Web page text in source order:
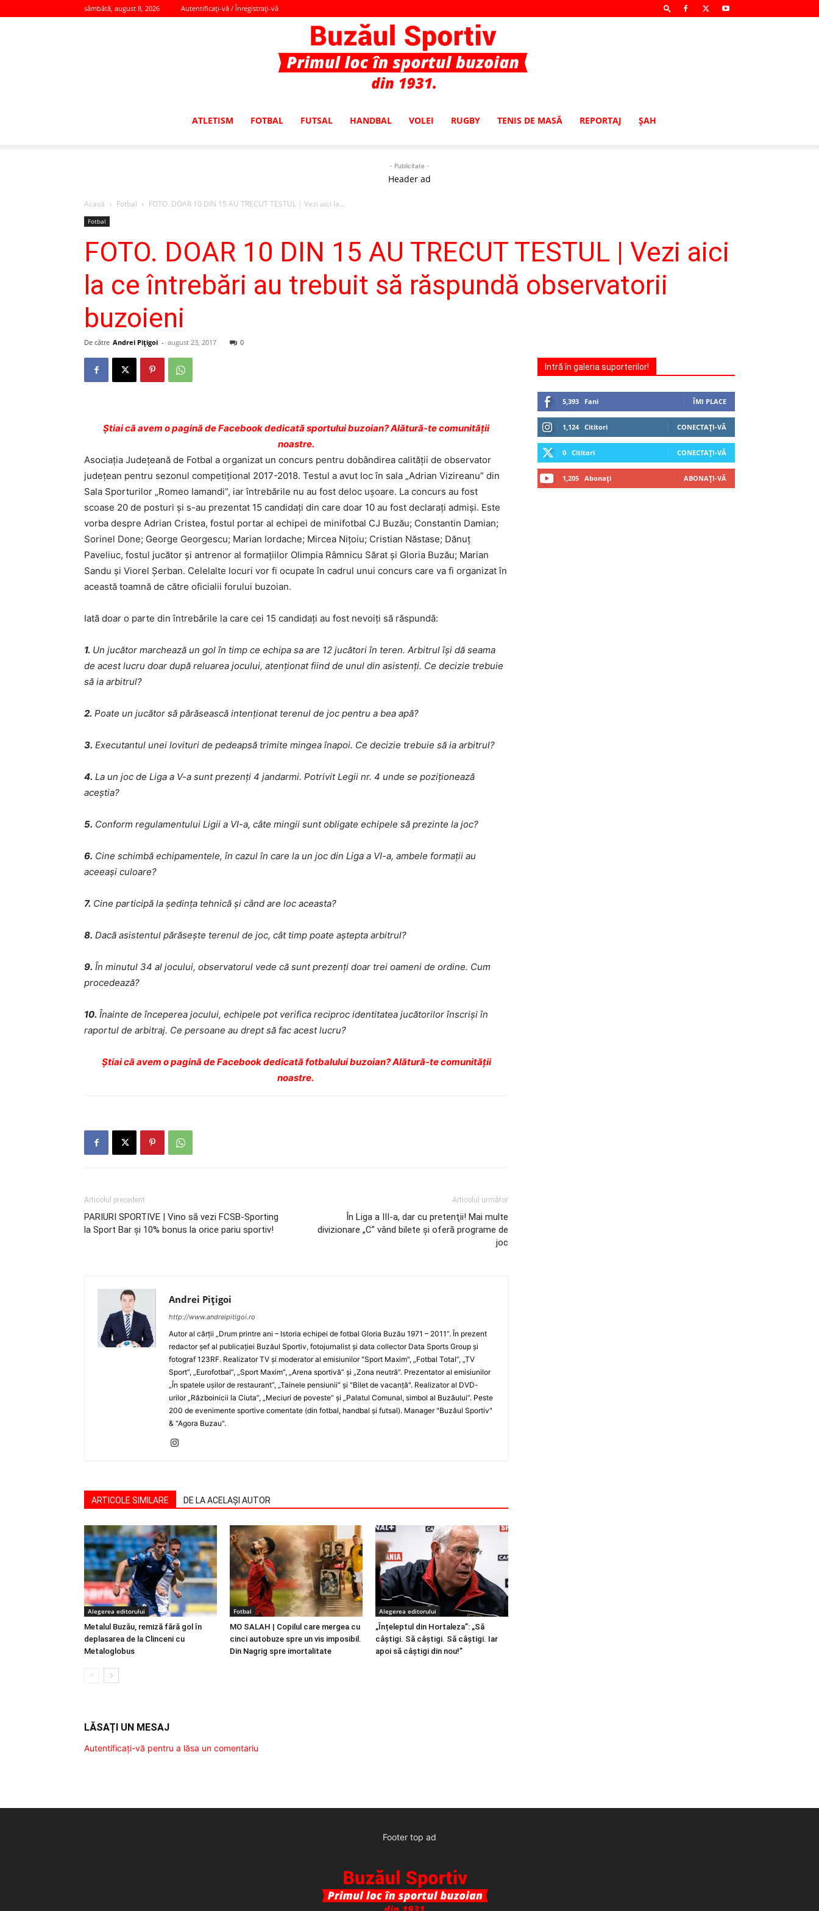
sâmbătă, august 8, 2026 Autentificați-vă / Înregistrați-vă
ATLETISM FOTBAL FUTSAL HANDBAL VOLEI RUGBY TENIS DE MASĂ REPORTAJ ŞAH
- Publicitate -
Header ad
Acasă Fotbal FOTO. DOAR 10 DIN 15 AU TRECUT TESTUL | Vezi aici la...
Fotbal
FOTO. DOAR 10 DIN 15 AU TRECUT TESTUL | Vezi aici
la ce întrebări au trebuit să răspundă observatorii
buzoieni
De către Andrei Pițigoi - august 23, 2017 0
Ştiai că avem o pagină de Facebook dedicată sportului buzoian? Alătură-te comunității
noastre.
Asociaţia Judeţeană de Fotbal a organizat un concurs pentru dobândirea calităţii de observator
judeţean pentru sezonul competiţional 2017-2018. Testul a avut loc în sala „Adrian Vizireanu” din
Sala Sporturilor „Romeo Iamandi”, iar întrebările nu au fost deloc uşoare. La concurs au fost
scoase 20 de posturi şi s-au prezentat 15 candidaţi din care doar 10 au fost declaraţi admişi. Este
vorba despre Adrian Cristea, fostul portar al echipei de minifotbal CJ Buzău; Constantin Damian;
Sorinel Done; George Georgescu; Marian Iordache; Mircea Niţoiu; Cristian Năstase; Dănuţ
Paveliuc, fostul jucător şi antrenor al formaţiilor Olimpia Râmnicu Sărat şi Gloria Buzău; Marian
Sandu şi Viorel Şerban. Celelalte locuri vor fi ocupate în cadrul unui concurs care va fi organizat în
această toamnă de către oficialii forului buzoian.
Iată doar o parte din întrebările la care cei 15 candidaţi au fost nevoiţi să răspundă:
1. Un jucător marchează un gol în timp ce echipa sa are 12 jucători în teren. Arbitrul îşi dă seama
de acest lucru doar după reluarea jocului, atenţionat fiind de unul din asistenţi. Ce decizie trebuie
să ia arbitrul?
2. Poate un jucător să părăsească intenţionat terenul de joc pentru a bea apă?
3. Executantul unei lovituri de pedeapsă trimite mingea înapoi. Ce decizie trebuie să ia arbitrul?
4. La un joc de Liga a V-a sunt prezenţi 4 jandarmi. Potrivit Legii nr. 4 unde se poziţionează
aceştia?
5. Conform regulamentului Ligii a VI-a, câte mingii sunt obligate echipele să prezinte la joc?
6. Cine schimbă echipamentele, în cazul în care la un joc din Liga a VI-a, ambele formaţii au
aceeaşi culoare?
7. Cine participă la şedinţa tehnică şi când are loc aceasta?
8. Dacă asistentul părăseşte terenul de joc, cât timp poate aştepta arbitrul?
9. În minutul 34 al jocului, observatorul vede că sunt prezenţi doar trei oameni de ordine. Cum
procedează?
10. Înainte de începerea jocului, echipele pot verifica reciproc identitatea jucătorilor înscrişi în
raportul de arbitraj. Ce persoane au drept să fac acest lucru?
Ştiai că avem o pagină de Facebook dedicată fotbalului buzoian? Alătură-te comunității
noastre.
Articolul precedent
PARIURI SPORTIVE | Vino să vezi FCSB-Sporting
la Sport Bar şi 10% bonus la orice pariu sportiv!
Articolul următor
În Liga a III-a, dar cu pretenţii! Mai multe
divizionare „C” vând bilete şi oferă programe de
joc
Andrei Pițigoi
http://www.andreipitigoi.ro
Autor al cărţii „Drum printre ani – Istoria echipei de fotbal Gloria Buzău 1971 – 2011”. În prezent
redactor şef al publicaţiei Buzăul Sportiv, fotojurnalist şi data collector Data Sports Group şi
fotograf 123RF. Realizator TV şi moderator al emisiunilor "Sport Maxim", „Fotbal Total”, „TV
Sport”, „Eurofotbal”, „Sport Maxim”, „Arena sportivă” şi „Zona neutră”. Prezentator al emisiunilor
„În spatele uşilor de restaurant”, „Tainele pensiunii” şi "Bilet de vacanţă". Realizator al DVD-
urilor „Războinicii la Ciuta”, „Meciuri de poveste” şi „Palatul Comunal, simbol al Buzăului”. Peste
200 de evenimente sportive comentate (din fotbal, handbal şi futsal). Manager "Buzăul Sportiv"
& "Agora Buzau".
ARTICOLE SIMILARE DE LA ACELAȘI AUTOR
Alegerea editorului
Metalul Buzău, remiză fără gol în
deplasarea de la Clinceni cu
Metaloglobus
Fotbal
MO SALAH | Copilul care mergea cu
cinci autobuze spre un vis imposibil.
Din Nagrig spre imortalitate
Alegerea editorului
„Înțeleptul din Hortaleza”: „Să
câștigi. Să câștigi. Să câștigi. Iar
apoi să câștigi din nou!”
LĂSAȚI UN MESAJ
Autentificați-vă pentru a lăsa un comentariu
Intră în galeria suporterilor!
5,393 Fani ÎMI PLACE
1,124 Cititori CONECTAȚI-VĂ
0 Cititori CONECTAȚI-VĂ
1,205 Abonați ABONAȚI-VĂ
Footer top ad